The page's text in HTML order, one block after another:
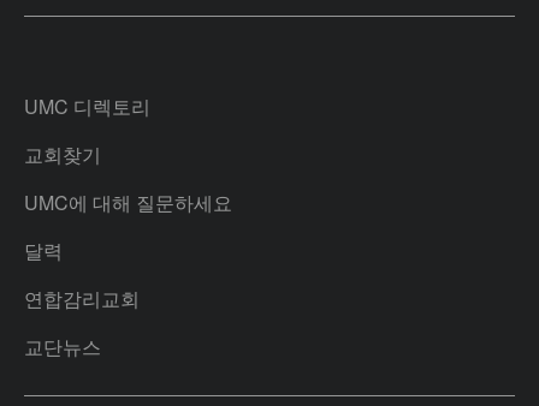
UMC 디렉토리
교회찾기
UMC에 대해 질문하세요
달력
연합감리교회
교단뉴스